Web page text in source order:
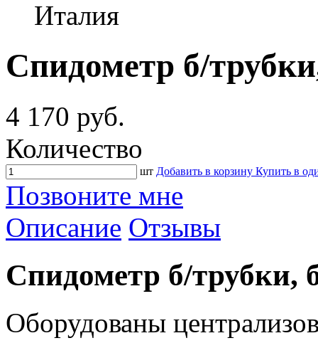
Италия
Спидометр б/
4 170 руб.
Количество
шт Добавить в корзину Купить в
Позвоните мне
Описание Отзывы
Спидометр б/трубки,
Оборудованы